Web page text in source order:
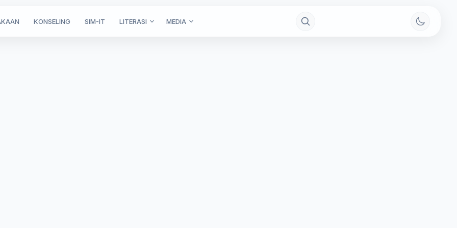
KONSELING SIM-IT LITERASI MEDIA